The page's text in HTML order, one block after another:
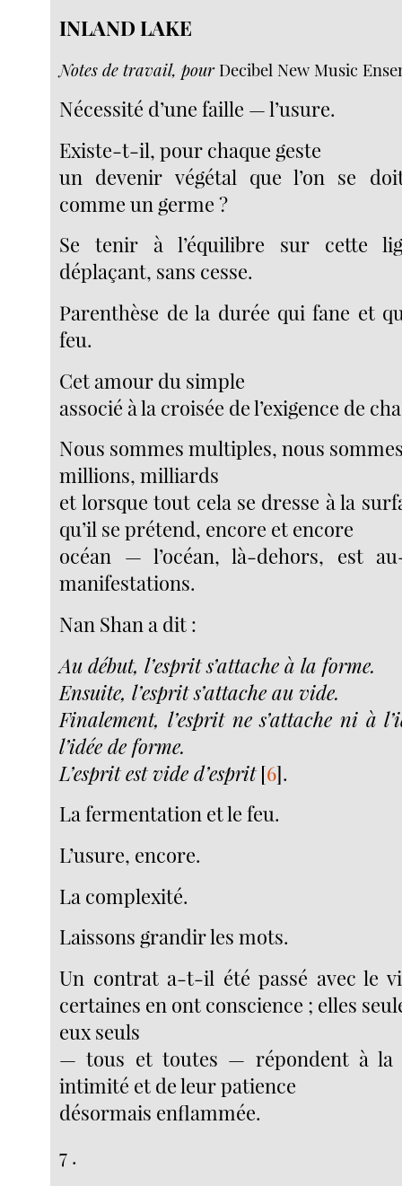
INLAND LAKE
Notes de travail, pourDecibel New Music
Nécessité d’une faille — l’usure.
Existe-t-il, pour chaque geste
un devenir végétal que l’on se
comme un germe ?
Se tenir à l’équilibre sur cette
déplaçant, sans cesse.
Parenthèse de la durée qui fane et
feu.
Cet amour du simple
associé à la croisée de l’exigence de
Nous sommes multiples, nous
millions, milliards
et lorsque tout cela se dresse à la
qu’il se prétend, encore et encore
océan — l’océan, là-dehors, est
manifestations.
Nan Shan a dit :
Au début, l’esprit s’attache à la forme.
Ensuite, l’esprit s’attache au vide.
Finalement, l’esprit ne s’attache ni à
l’idée de forme.
L’esprit est vide d’esprit[6].
La fermentation et le feu.
L’usure, encore.
La complexité.
Laissons grandir les mots.
Un contrat a-t-il été passé avec le
certaines en ont conscience ; elles
eux seuls
— tous et toutes — répondent à la
intimité et de leur patience
désormais enflammée.
7 .